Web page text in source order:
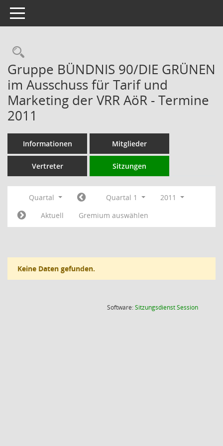
Toggle navigation
Rechercheauswahl
Gruppe BÜNDNIS 90/DIE GRÜNEN
im Ausschuss für Tarif und
Marketing der VRR AöR - Termine
2011
Informationen Mitglieder
Vertreter Sitzungen
Quartal Quartal 1
2011
Aktuell
Gremium auswählen
Keine Daten gefunden.
Software:SitzungsdienstSession(Wird in